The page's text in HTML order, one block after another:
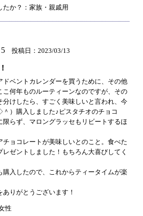
たか？：家族・親戚用
5 投稿日：2023/03/13
ドベントカレンダーを買うために、その他
こ何年ものルーティーンなのですが、その
分けしたら、すごく美味しいと言われ、今
）購入しました♪ピスタチオのチョコ
限らず、マロングラッセもリビートするほ
チョコレートが美味しいとのこと。食べた
ゼントしました！もちろん大喜びしてく
購入したので、これからティータイムが楽
りがとうございます！
性